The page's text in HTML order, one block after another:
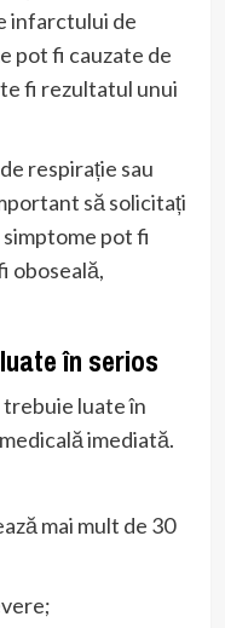
infarctului de
pot fi cauzate de
fi rezultatul unui
respirație sau
să solicitați
pot fi
oboseală,
în serios
luate în
imediată.
mai mult de 30